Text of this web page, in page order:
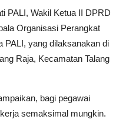
PALI, Wakil Ketua II DPRD
Organisasi Perangkat
PALI, yang dilaksanakan di
Raja, Kecamatan Talang
bagi pegawai
semaksimal mungkin.